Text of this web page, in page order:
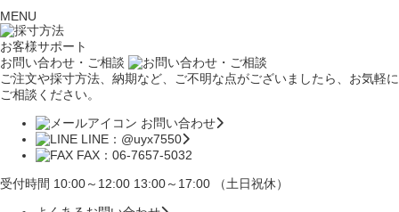
MENU
お客様サポート
お問い合わせ・ご相談
ご注文や採寸方法、納期など、ご不明な点がございましたら、お気軽に
ご相談ください。
お問い合わせ
LINE：@uyx7550
FAX：06-7657-5032
受付時間 10:00～12:00 13:00～17:00 （土日祝休）